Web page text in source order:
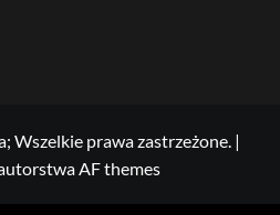
Wszelkie prawa zastrzeżone. |
AF themes